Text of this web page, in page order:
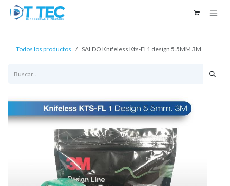
Ir al contenido
Todos los productos SALDO Knifeless Kts-Fl 1 design 5.5MM 3M